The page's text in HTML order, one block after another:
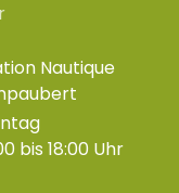
Nautique
bis 18:00 Uhr